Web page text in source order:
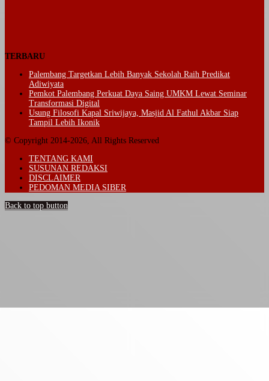
TERBARU
Palembang Targetkan Lebih Banyak Sekolah Raih Predikat
Adiwiyata
Pemkot Palembang Perkuat Daya Saing UMKM Lewat Seminar
Transformasi Digital
Usung Filosofi Kapal Sriwijaya, Masjid Al Fathul Akbar Siap
Tampil Lebih Ikonik
© Copyright 2014-2026, All Rights Reserved
TENTANG KAMI
SUSUNAN REDAKSI
DISCLAIMER
PEDOMAN MEDIA SIBER
Back to top button